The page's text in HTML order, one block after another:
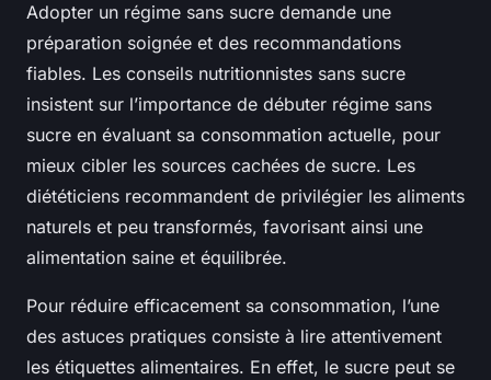
Adopter un régime sans sucre demande une
préparation soignée et des recommandations
fiables. Les conseils nutritionnistes sans sucre
insistent sur l’importance de débuter régime sans
sucre en évaluant sa consommation actuelle, pour
mieux cibler les sources cachées de sucre. Les
diététiciens recommandent de privilégier les aliments
naturels et peu transformés, favorisant ainsi une
alimentation saine et équilibrée.
Pour réduire efficacement sa consommation, l’une
des astuces pratiques consiste à lire attentivement
les étiquettes alimentaires. En effet, le sucre peut se